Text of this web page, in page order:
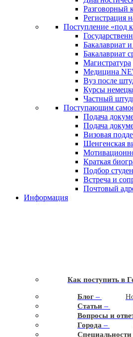
Разговорный
Регистрация
Поступление «под
Бакалавриат
Бакалавриат
Магистратура
Медицина
Вуз после
Курсы
Частный
Поступающим
Подача
Подача
Визовая
Шенгенская
Краткая
Подбор
Встреча и
Почтовый
Информация
Как поступить в
Блог –
Статьи –
Вопросы и
Города –
Cпециальности